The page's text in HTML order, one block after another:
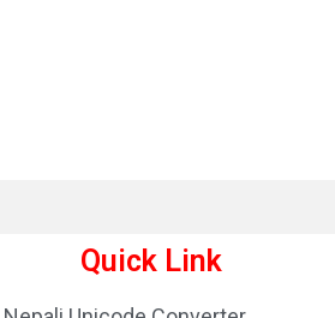
Quick Link